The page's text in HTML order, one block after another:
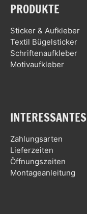
PRODUKTE
Sticker & Aufkleber
Textil Bügelsticker
Schriftenaufkleber
Motivaufkleber
INTERESSANTES
Zahlungsarten
Lieferzeiten
Öffnungszeiten
Montageanleitung